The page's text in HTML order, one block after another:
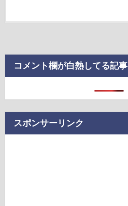
コメント欄が白熱してる記事
スポンサーリンク